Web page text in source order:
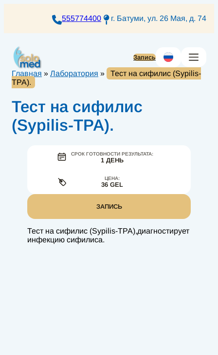
555774400 г. Батуми, ул. 26 Мая, д. 74
Запись
Главная » Лаборатория »
Тест на сифилис (Sypilis-
TPA).
Тест на сифилис
(Sypilis-TPA).
Тест на сифилис (Sypilis-TPA),диагностирует
инфекцию сифилиса.
СРОК ГОТОВНОСТИ РЕЗУЛЬТАТА:
1 ДЕНЬ
ЦЕНА:
36 GEL
ЗАПИСЬ